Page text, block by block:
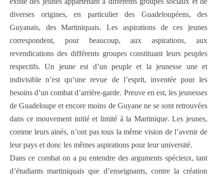
diverses origines, en particulier des Guadeloupéens, des
Guyanais, des Martiniquais. Les aspirations de ces jeunes
correspondent, pour beaucoup, aux aspirations, aux
revendications des différents groupes constituant leurs peuples
respectifs. Un jeune est d’un peuple et la jeunesse une et
indivisible n’est qu’une revue de l’esprit, inventée pour les
besoins d’un combat d’arrière-garde. Preuve en est, les jeunesses
de Guadeloupe et encore moins de Guyane ne se sont retrouvées
dans ce mouvement initié et limité à la Martinique.Les jeunes,
comme leurs ainés, n’ont pas tous la même vision de l’avenir de
leur pays et donc les mêmes aspirations pour leur université.
Dans ce combat on a pu entendre des arguments spécieux, tant
d’étudiants martiniquais que d’enseignants, contre la création